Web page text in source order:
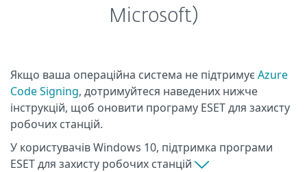
Microsoft)
Якщо ваша операційна система не підтримуєAzure
Code Signing, дотримуйтеся наведених нижче
інструкцій, щоб оновити програму ESET для захисту
робочих станцій.
У користувачів Windows 10, підтримка програми
ESET для захисту робочих станцій